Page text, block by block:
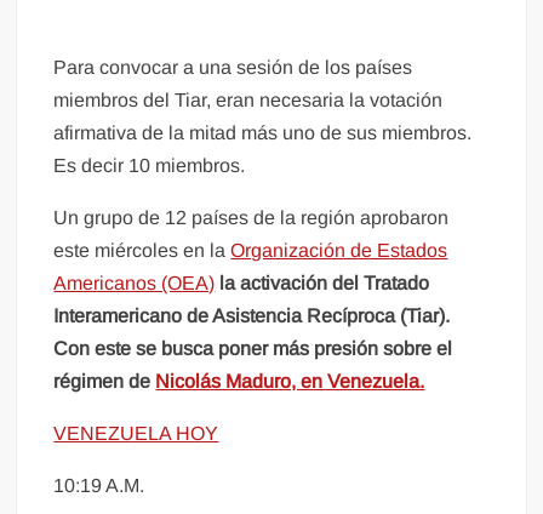
Para convocar a una sesión de los países
miembros del Tiar, eran necesaria la votación
afirmativa de la mitad más uno de sus miembros.
Es decir 10 miembros.
Un grupo de 12 países de la región aprobaron
este miércoles en laOrganización de Estados
Americanos (OEA) la activación del Tratado
Interamericano de Asistencia Recíproca (Tiar).
Con este se busca poner más presión sobre el
régimen de Nicolás Maduro, en Venezuela.
VENEZUELA HOY
10:19 A.M.